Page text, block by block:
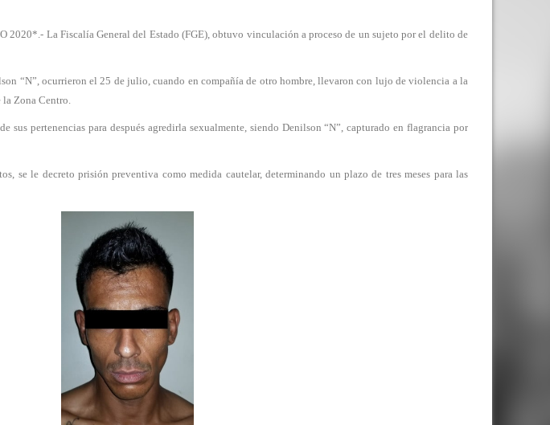
2020*.- La Fiscalía General del Estado (FGE), obtuvo vinculación a proceso de un sujeto por el delito de
“N”, ocurrieron el 25 de julio, cuando en compañía de otro hombre, llevaron con lujo de violencia a la
Zona Centro.
sus pertenencias para después agredirla sexualmente, siendo Denilson “N”, capturado en flagrancia por
se le decreto prisión preventiva como medida cautelar, determinando un plazo de tres meses para las